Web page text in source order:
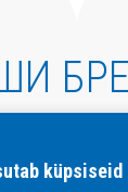
küpsiseid